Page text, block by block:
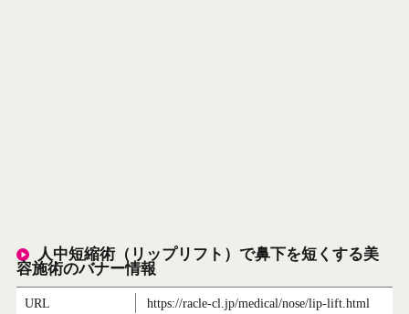
人中短縮術（リップリフト）で鼻下を短くする美
容施術のバナー情報
URL https://racle-cl.jp/medical/nose/lip-lift.html